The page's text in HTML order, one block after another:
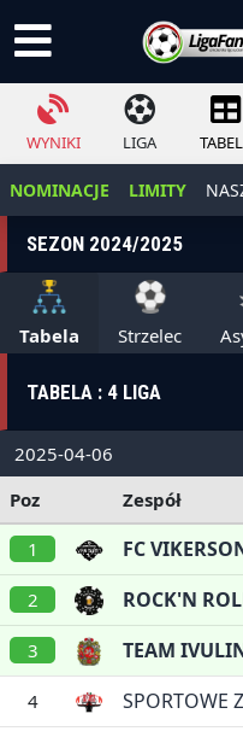
WYNIKI LIGA
NOMINACJE LIMITY
SEZON 2024/2025
Tabela Strzelec
TABELA : 4 LIGA
2025-04-06
Poz Zespół
1 FC
2 ROCK'N
3 TEAM
4 SPORTOWE